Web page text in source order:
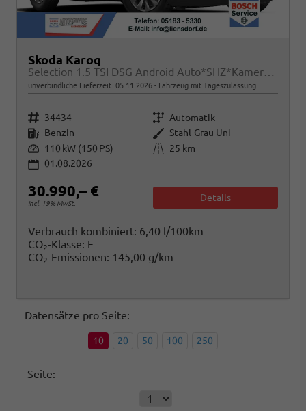
Skoda Karoq
Selection 1.5 TSI DSG Android Auto*SHZ*Kamera*PDC v/h*Klimaauto*SUNSET*LED
unverbindliche Lieferzeit: 05.11.2026 Fahrzeug mit Tageszulassung
Fahrzeugnr. 34434 Getriebe Automatik
Kraftstoff Benzin Außenfarbe Stahl-Grau Uni
Leistung 110 kW (150 PS) Kilometerstand
25 km
01.08.2026
30.990,– €
incl. 19% MwSt.
Details
Verbrauch kombiniert: 6,40 l/100km
CO2-Klasse: E
CO2-Emissionen: 145,00 g/km
Datensätze pro Seite:
10 20 50 100 250
Seite: